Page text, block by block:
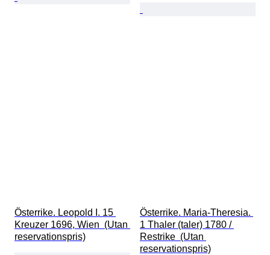
Österrike. Leopold I. 15
Kreuzer 1696, Wien  (Utan
reservationspris)
Österrike. Maria-Theresia.
1 Thaler (taler) 1780 /
Restrike  (Utan
reservationspris)